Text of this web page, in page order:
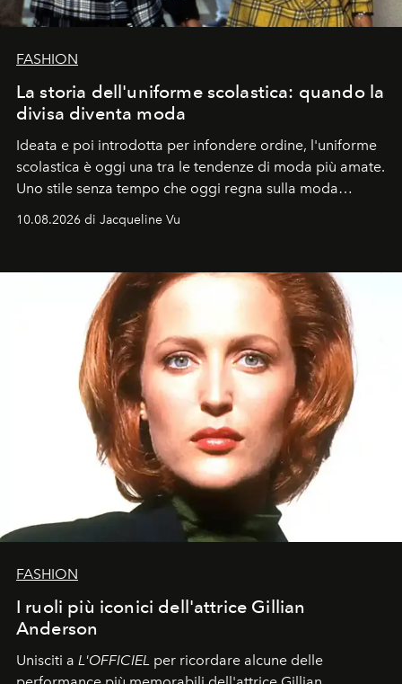
FASHION
La storia dell'uniforme scolastica: quando la
divisa diventa moda
Ideata e poi introdotta per infondere ordine, l'uniforme
scolastica è oggi una tra le tendenze di moda più amate.
Uno stile senza tempo che oggi regna sulla moda
10.08.2026 di Jacqueline Vu
FASHION
I ruoli più iconici dell'attrice Gillian
Anderson
Unisciti a L'OFFICIEL per ricordare alcune delle